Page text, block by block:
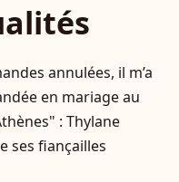
annulées, il m’a
en mariage au
: Thylane
ses fiançailles